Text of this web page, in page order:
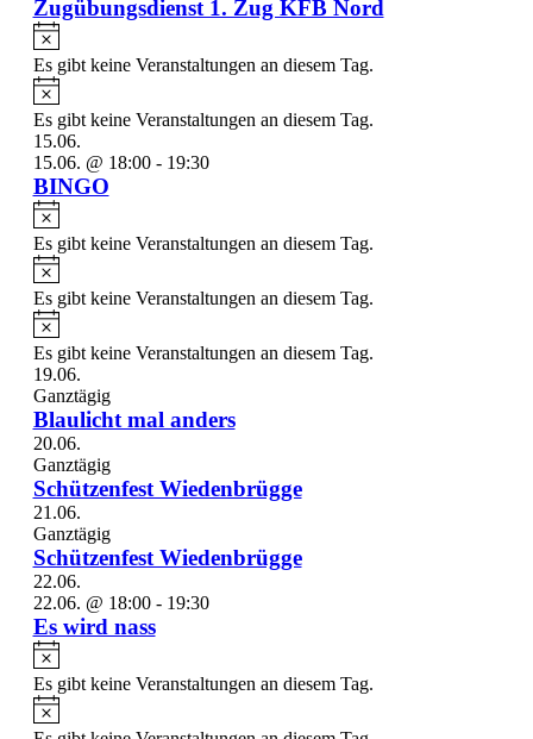
Zugübungsdienst 1. Zug KFB Nord
Hinweis
Es gibt keine Veranstaltungen an diesem Tag.
Hinweis
Es gibt keine Veranstaltungen an diesem Tag.
15.06.
15.06. @ 18:00- 19:30
BINGO
Hinweis
Es gibt keine Veranstaltungen an diesem Tag.
Hinweis
Es gibt keine Veranstaltungen an diesem Tag.
Hinweis
Es gibt keine Veranstaltungen an diesem Tag.
19.06.
Ganztägig
Blaulicht mal anders
20.06.
Ganztägig
Schützenfest Wiedenbrügge
21.06.
Ganztägig
Schützenfest Wiedenbrügge
22.06.
22.06. @ 18:00- 19:30
Es wird nass
Hinweis
Es gibt keine Veranstaltungen an diesem Tag.
Hinweis